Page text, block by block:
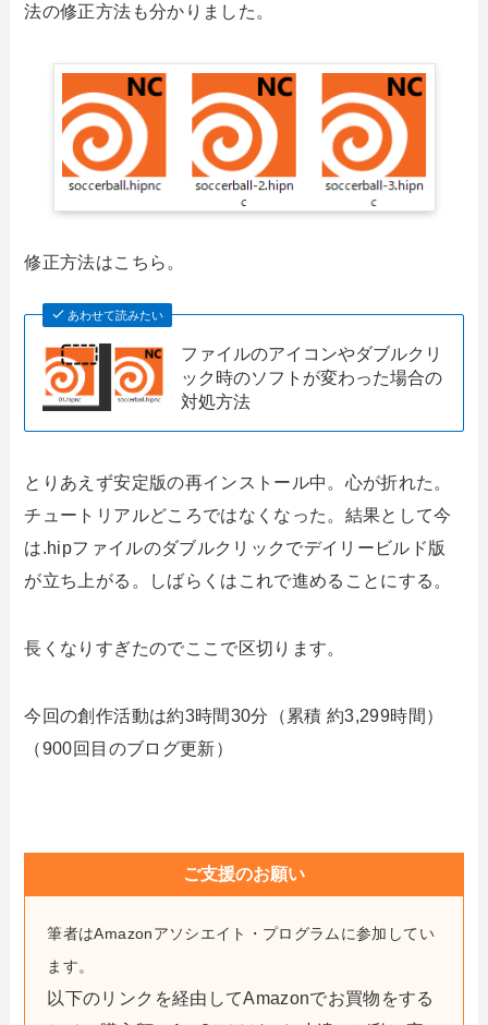
法の修正方法も分かりました。
修正方法はこちら。
あわせて読みたい
ファイルのアイコンやダブルクリ
ック時のソフトが変わった場合の
対処方法
とりあえず安定版の再インストール中。心が折れた。
チュートリアルどころではなくなった。結果として今
は.hipファイルのダブルクリックでデイリービルド版
が立ち上がる。しばらくはこれで進めることにする。
長くなりすぎたのでここで区切ります。
今回の創作活動は約3時間30分（累積 約3,299時間）
（900回目のブログ更新）
ご支援のお願い
筆者はAmazonアソシエイト・プログラムに参加してい
ます。
以下のリンクを経由してAmazonでお買物をする